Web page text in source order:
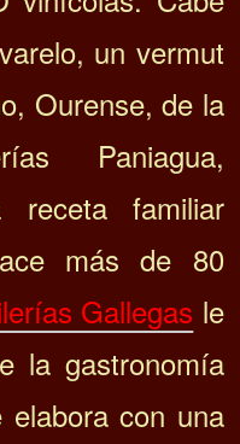
un vermut
Ourense, de la
Paniagua,
receta familiar
más de 80
Gallegas le
la gastronomía
elabora con una